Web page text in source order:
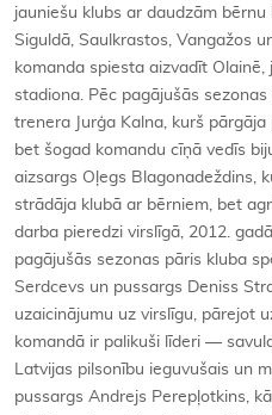
jauniešu klubs ar daudzām
Siguldā, Saulkrastos, Vangažos
komanda spiesta aizvadīt
stadiona. Pēc pagājušās
trenera Jurģa Kalna, kurš
bet šogad komandu cīņā vedīs
aizsargs Oļegs Blagonadeždins,
strādāja klubā ar bērniem, bet
darba pieredzi virslīgā, 2012.
pagājušās sezonas pāris kluba
Serdcevs un pussargs Deniss
uzaicinājumu uz virslīgu, pārejot
komandā ir palikuši līderi —
Latvijas pilsonību ieguvušais un
pussargs Andrejs Perepļotkins,